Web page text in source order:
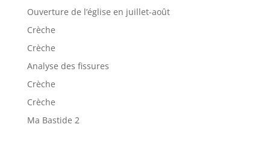
Ouverture de l’église en juillet-août
Crèche
Crèche
Analyse des fissures
Crèche
Crèche
Ma Bastide 2